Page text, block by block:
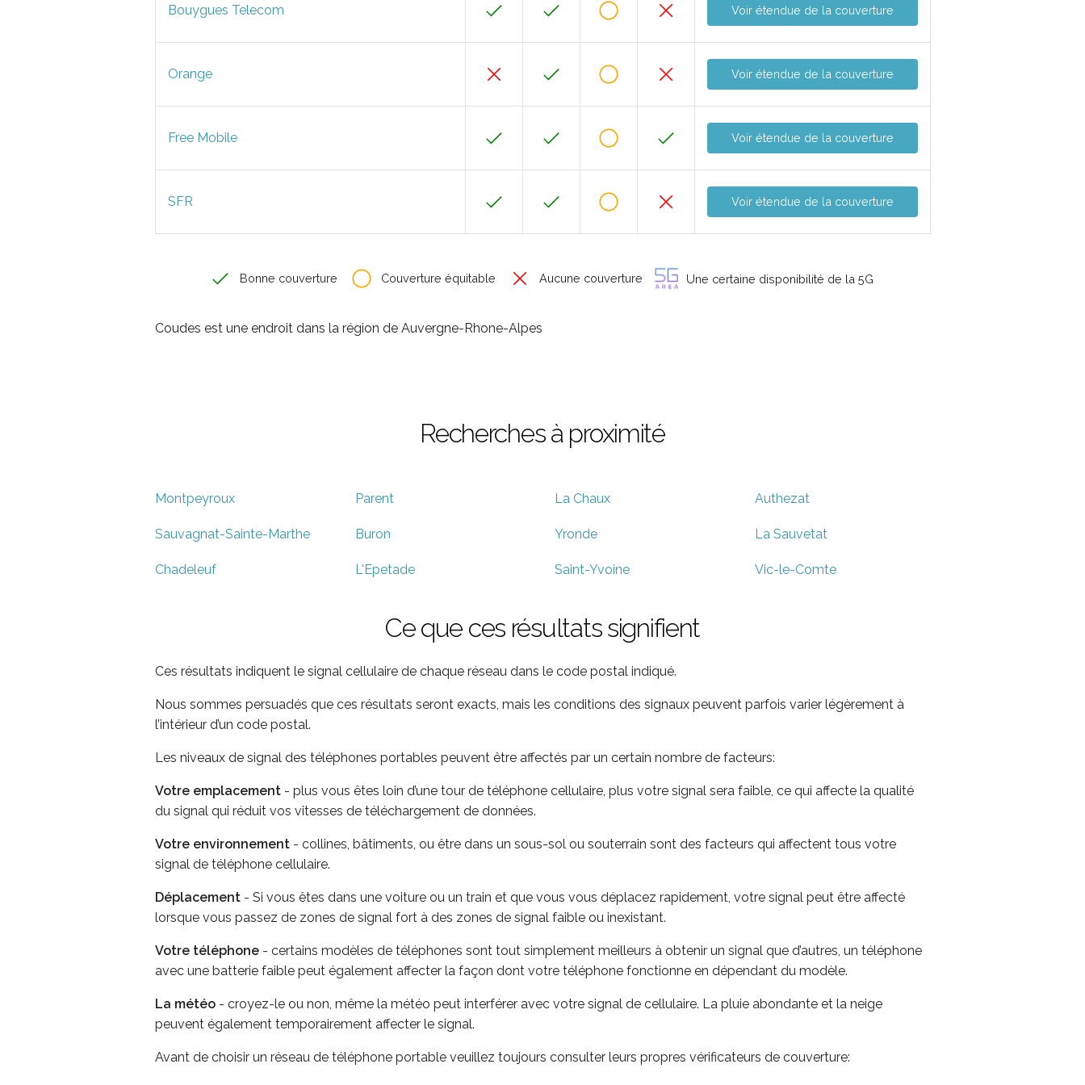
Bouygues Telecom Voir étendue de la couverture
Orange Voir étendue de la couverture
Free Mobile Voir étendue de la couverture
SFR Voir étendue de la couverture
Bonne couverture Couverture équitable Aucune couverture Une certaine disponibilité de la 5G
Coudes est une endroit dans la région de Auvergne-Rhone-Alpes
Recherches à proximité
Montpeyroux Parent La Chaux Authezat
Sauvagnat-Sainte-Marthe Buron Yronde La Sauvetat
Chadeleuf L'Epetade Saint-Yvoine Vic-le-Comte
Ce que ces résultats signifient
Ces résultats indiquent le signal cellulaire de chaque réseau dans le code postal indiqué.
Nous sommes persuadés que ces résultats seront exacts, mais les conditions des signaux peuvent parfois varier légèrement à
l’intérieur d’un code postal.
Les niveaux de signal des téléphones portables peuvent être affectés par un certain nombre de facteurs:
Votre emplacement - plus vous êtes loin d’une tour de téléphone cellulaire, plus votre signal sera faible, ce qui affecte la qualité
du signal qui réduit vos vitesses de téléchargement de données.
Votre environnement - collines, bâtiments, ou être dans un sous-sol ou souterrain sont des facteurs qui affectent tous votre
signal de téléphone cellulaire.
Déplacement - Si vous êtes dans une voiture ou un train et que vous vous déplacez rapidement, votre signal peut être affecté
lorsque vous passez de zones de signal fort à des zones de signal faible ou inexistant.
Votre téléphone - certains modèles de téléphones sont tout simplement meilleurs à obtenir un signal que d’autres, un téléphone
avec une batterie faible peut également affecter la façon dont votre téléphone fonctionne en dépendant du modèle.
La météo - croyez-le ou non, même la météo peut interférer avec votre signal de cellulaire. La pluie abondante et la neige
peuvent également temporairement affecter le signal.
Avant de choisir un réseau de téléphone portable veuillez toujours consulter leurs propres vérificateurs de couverture: